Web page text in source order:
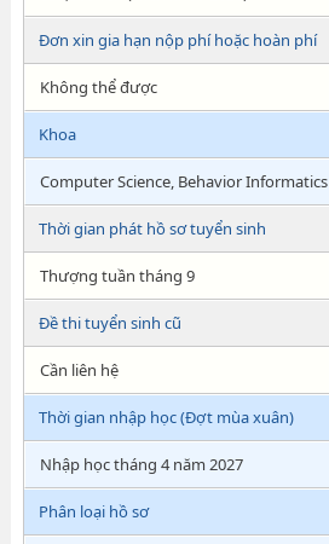
Đơn xin gia hạn nộp phí hoặc hoàn phí
Không thể được
Khoa
Computer Science, Behavior Informatics
Thời gian phát hồ sơ tuyển sinh
Thượng tuần tháng 9
Đề thi tuyển sinh cũ
Cần liên hệ
Thời gian nhập học (Đợt mùa xuân)
Nhập học tháng 4 năm 2027
Phân loại hồ sơ